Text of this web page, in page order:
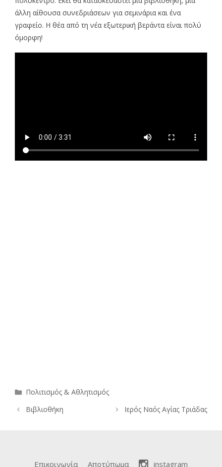
άλλη αίθουσα συνεδριάσεων για σεμινάρια και ένα
γραφείο. Η θέα από τη νέα εξωτερική βεράντα είναι πολύ
όμορφη!
Κατηγορίες
Πολιτισμός & Αθλητισμός
Βιβλιοθήκη
Ιερός Ναός Αγίας Τριάδας
Επικοινωνία Αποτύπωμα instagram